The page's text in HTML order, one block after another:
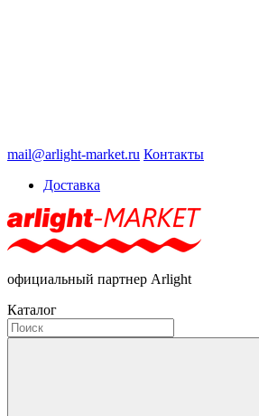
mail@arlight-market.ru Контакты
Доставка
официальный партнер Arlight
Каталог